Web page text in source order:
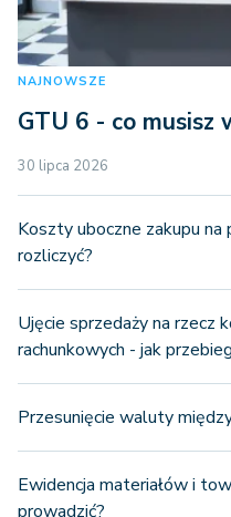
NAJNOWSZE
GTU 6 - co musisz
30 lipca 2026
Koszty uboczne zakupu na
rozliczyć?
Ujęcie sprzedaży na rzecz
rachunkowych - jak
Przesunięcie waluty
Ewidencja materiałów i
prowadzić?